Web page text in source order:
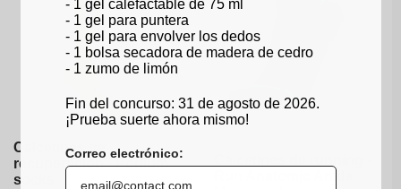
35-36 37-38
39-40
Calcetines de
recuperación - Podium
socks
Calcetines de
recuperación - Podium
socks
- 1 gel calefactable de 75 ml
- 1 gel para puntera
- 1 gel para envolver los dedos
- 1 bolsa secadora de madera de cedro
- 1 zumo de limón
Fin del concurso: 31 de agosto de 2026.
¡Prueba suerte ahora mismo!
Correo electrónico: